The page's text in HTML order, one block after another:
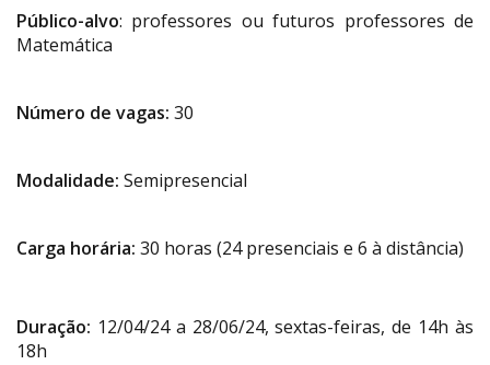
Público-alvo: professores ou futuros professores de
Matemática
Número de vagas: 30
Modalidade: Semipresencial
Carga horária: 30 horas (24 presenciais e 6 à distância)
Duração: 12/04/24 a 28/06/24, sextas-feiras, de 14h às
18h